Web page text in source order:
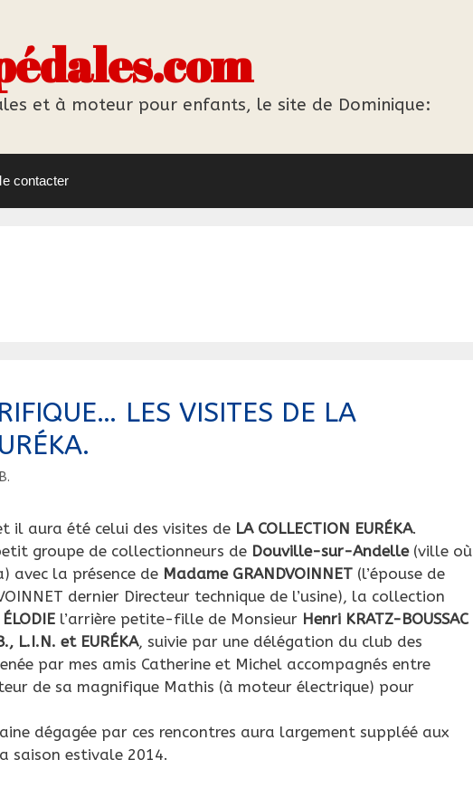
et à moteur pour enfants, le site de Dominique:
contacter
LES VISITES DE LA
il aura été celui des visites de LA COLLECTION EURÉKA.
groupe de collectionneurs de Douville-sur-Andelle(ville où
avec la présence de Madame GRANDVOINNET (l’épouse de
dernier Directeur technique de l’usine), la collection
ÉLODIE l’arrière petite-fille de Monsieur Henri KRATZ-BOUSSAC
L.I.N. et EURÉKA, suivie par une délégation du club des
par mes amis Catherine et Michel accompagnés entre
de sa magnifique Mathis (à moteur électrique) pour
dégagée par ces rencontres aura largement suppléé aux
saison estivale 2014.